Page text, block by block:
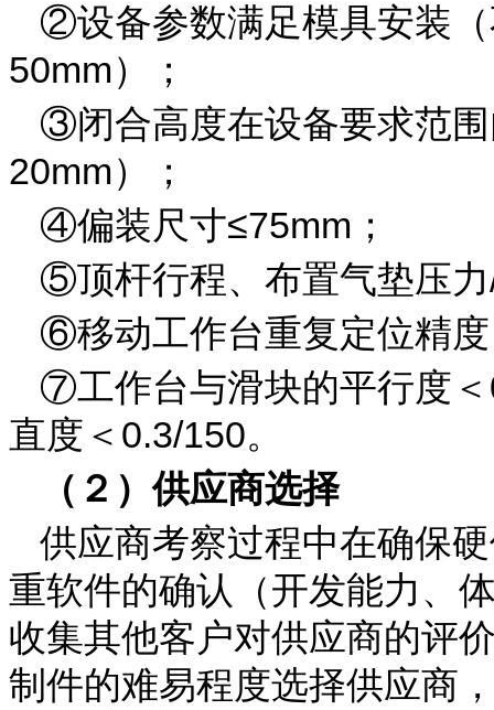
②设备参数满足模具安装
50mm）；
③闭合高度在设备要求范
20mm）；
④偏装尺寸≤75mm；
⑤顶杆行程、布置气垫压
⑥移动工作台重复定位精
⑦工作台与滑块的平行度
直度＜0.3/150。
（２）供应商选择
供应商考察过程中在确保
重软件的确认（开发能力、
收集其他客户对供应商的评
制件的难易程度选择供应商